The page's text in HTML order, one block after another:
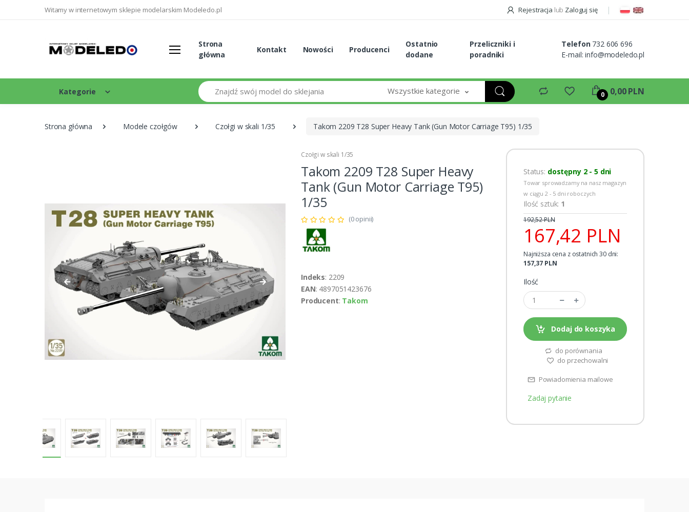
Witamy w internetowym sklepie modelarskim Modeledo.pl Rejestracja lub Zaloguj się
Strona
główna
Kontakt Nowości Producenci
Ostatnio
dodane
Przeliczniki i
poradniki
Telefon 732 606 696
E-mail:info@modeledo.pl
Kategorie
Szukaj Wszystkie kategorie 0 0,00 PLN
Strona główna Modele czołgów Czołgi w skali 1/35 Takom 2209 T28 Super Heavy Tank (Gun Motor Carriage T95) 1/35
Czołgi w skali 1/35
Takom 2209 T28 Super Heavy
Tank (Gun Motor Carriage T95)
1/35
(0 opinii)
Indeks: 2209
EAN: 4897051423676
Producent: Takom
Status: dostępny 2 - 5 dni
Towar sprowadzamy na nasz magazyn
w ciągu 2 - 5 dni roboczych
Ilość sztuk: 1
167,42 PLN
192,52 PLN
Najniższa cena z ostatnich 30 dni:
157,37 PLN
Ilość
Dodaj do koszyka
do porównania
do przechowalni
Powiadomienia mailowe
Zadaj pytanie